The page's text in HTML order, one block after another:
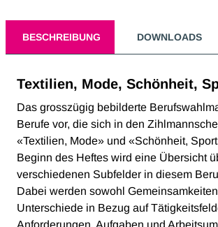
BESCHREIBUNG DOWNLOADS
Textilien, Mode, Schönheit,
Das grosszügig bebilderte
Berufe vor, die sich in den
«Textilien, Mode» und «Schönheit,
Beginn des Heftes wird eine Übersicht
verschiedenen Subfelder in diesem
Dabei werden sowohl
Unterschiede in Bezug auf